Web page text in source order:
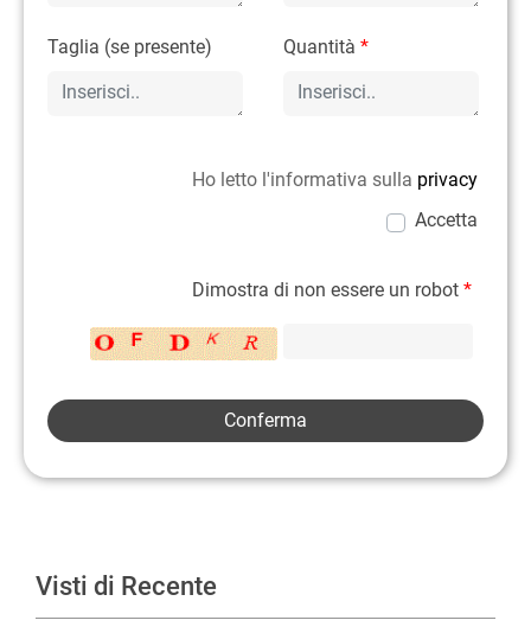
Taglia (se presente) Quantità*
Ho letto l'informativa sulla privacy
Accetta
Dimostra di non essere un robot *
Visti di Recente